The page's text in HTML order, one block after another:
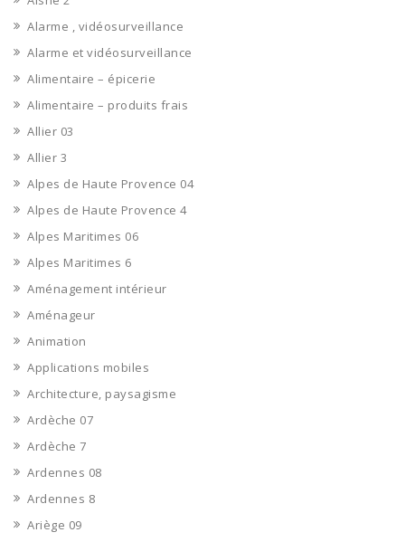
Alarme , vidéosurveillance
Alarme et vidéosurveillance
Alimentaire – épicerie
Alimentaire – produits frais
Allier 03
Allier 3
Alpes de Haute Provence 04
Alpes de Haute Provence 4
Alpes Maritimes 06
Alpes Maritimes 6
Aménagement intérieur
Aménageur
Animation
Applications mobiles
Architecture, paysagisme
Ardèche 07
Ardèche 7
Ardennes 08
Ardennes 8
Ariège 09